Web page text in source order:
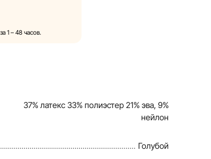
и без
характеристики
на сайте,
1 – 48 часов.
37% латекс 33% полиэстер 21% эва, 9%
нейлон
Голубой